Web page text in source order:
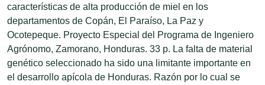
características de alta producción de miel en los
departamentos de Copán, El Paraíso, La Paz y
Ocotepeque. Proyecto Especial del Programa de Ingeniero
Agrónomo, Zamorano, Honduras. 33 p. La falta de material
genético seleccionado ha sido una limitante importante en
el desarrollo apícola de Honduras. Razón por lo cual se